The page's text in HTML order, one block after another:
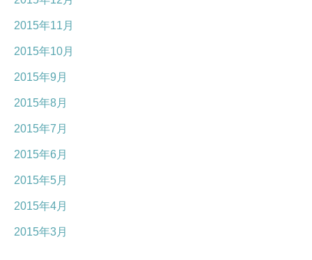
2015年11月
2015年10月
2015年9月
2015年8月
2015年7月
2015年6月
2015年5月
2015年4月
2015年3月